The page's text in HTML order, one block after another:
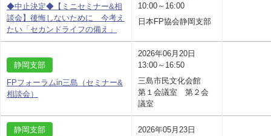
◆中止決定◆【ミニセミナー&相
談会】後悔しないために 今考え
たい「セカンドライフの備え」
10:00～16:00
日本FP協会静岡支部
静岡支部
FPフォーラムin三島（セミナー&
相談会）
2026年06月20日
13:00～16:50
三島市民文化会館
第１会議室 第２会
議室
静岡支部
2026年05月23日